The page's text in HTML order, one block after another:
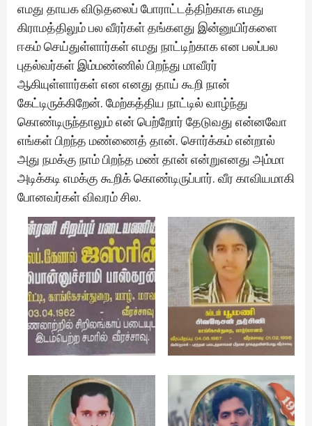
எமது தாயக விடுதலைப் போராட்டத்திற்காக எமது
கிராமத்திலும் பல வீரர்கள் தங்களது இன்னுயிர்களை
ஈகம் செய்துள்ளார்கள் எமது நாட்டிற்காக என பலப்பல
புதல்வர்கள் இம்மண்ணில் பிறந்து மாவீரர்
ஆகியுள்ளார்கள் என எனது தாய் கூறி நான்
கேட்டிருக்கிறேன். மேற்கத்திய நாட்டில் வாழ்ந்து
கொண்டிருந்தாலும் என் பெற்றோர் தேடுவது என்னவோ
எங்கள் பிறந்த மண்ணைத் தான். சொர்க்கம் என்றால்
அது நமக்கு நாம் பிறந்த மண் தான் என்றுஎனது அம்மா
அடிக்கடி எமக்கு கூறிக் கொண்டிருப்பார். வீர காவியமாகி
போனவர்கள் விவரம் சில.